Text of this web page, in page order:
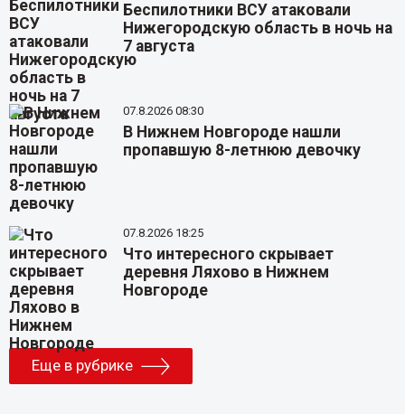
Беспилотники ВСУ атаковали
Нижегородскую область в ночь на
7 августа
07.8.2026 08:30
В Нижнем Новгороде нашли
пропавшую 8-летнюю девочку
07.8.2026 18:25
Что интересного скрывает
деревня Ляхово в Нижнем
Новгороде
Еще в рубрике